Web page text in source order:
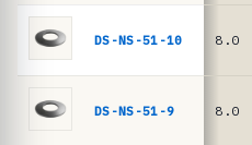
f
molas
prato
2093
DS-NS-51-10 8.0
DS-NS-51-9 8.0